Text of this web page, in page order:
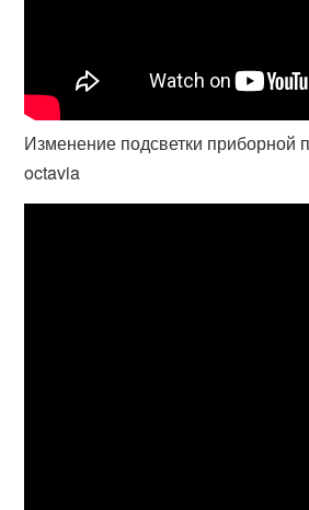
Изменение подсветки приборной
octavia